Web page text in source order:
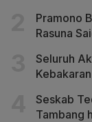
Pramono
Rasuna
Seluruh
Seskab
Tambang